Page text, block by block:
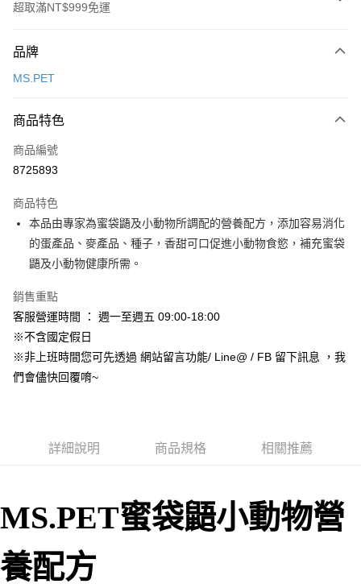
超取滿NT$999免運
信用卡一次付款
3 期 0 利率 每期
合作金庫商業銀行
上海商業儲蓄銀行
臺灣中小企業銀行
匯豐（台灣）商業銀行
華泰商業銀行
聯邦商業銀行
遠東國際商業銀行
元大商業銀行
台新國際商業銀行
台灣樂天信用卡公司
超商取貨付款
LINE Pay
Apple Pay
街口支付
悠遊付
Google Pay
AFTEE先享後付
相關說明
【關於「AFTEE先享後付」】
AFTEE先享後付是「在收到商品之後才付款」的支付方式。 讓您購物簡單
２．訂單成立數日內，您將收到繳費通知簡訊。
３．收到繳費通知簡訊後14天內，點擊此簡訊中的連結，可透過四大超商／
※ 請注意：結帳手續完成當下不需立刻繳費，但若您需要取消訂單，請聯絡
購買商品的店家。未經商家同意取消之訂單仍視為有效，需透過AFTEE先享
後付繳納相關費用。
ATM付款
全家取貨付款_限重5KG
每筆NT$60，滿NT$999(含以上)免運費
每筆NT$60，滿NT$999(含以上)免運費
品牌
MS.PET
商品特色
商品編號
8725893
商品特色
本品由專家為蜜袋鼯及小動物所調配的營養配方，添加容易消化
的蛋產品、麥產品、種子，香甜可口促進小動物食慾，補充蜜袋
鼯及小動物健康所需。
銷售重點
客服營運時間 ： 週一至週五 09:00-18:00
※不含國定假日
※非上班時間您可先透過 網站留言功能/ Line@ / FB 留下訊息 ，我
們會儘快回覆唷~
詳細說明 商品規格 相關推薦
MS.PET蜜袋鼯小動物營
養配方